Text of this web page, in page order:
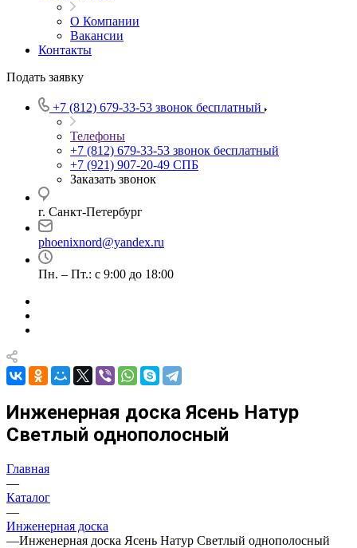
О Компании
Вакансии
Контакты
Подать заявку
+7 (812) 679-33-53 звонок бесплатный
Телефоны
+7 (812) 679-33-53 звонок бесплатный
+7 (921) 907-20-49 СПБ
Заказать звонок
г. Санкт-Петербург
phoenixnord@yandex.ru
Пн. – Пт.: с 9:00 до 18:00
Инженерная доска Ясень Натур
Светлый однополосный
Главная
—
Каталог
—
Инженерная доска
—Инженерная доска Ясень Натур Светлый однополосный